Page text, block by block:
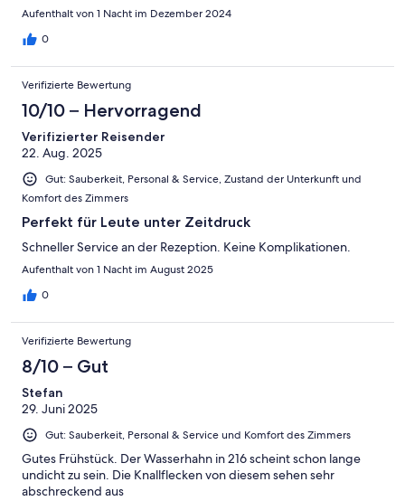
Aufenthalt von 1 Nacht im Dezember 2024
0
Verifizierte Bewertung
10/10 – Hervorragend
Verifizierter Reisender
22. Aug. 2025
Gut: Sauberkeit, Personal & Service, Zustand der Unterkunft und
Komfort des Zimmers
Perfekt für Leute unter Zeitdruck
Schneller Service an der Rezeption. Keine Komplikationen.
Aufenthalt von 1 Nacht im August 2025
0
Verifizierte Bewertung
8/10 – Gut
Stefan
29. Juni 2025
Gut: Sauberkeit, Personal & Service und Komfort des Zimmers
Gutes Frühstück. Der Wasserhahn in 216 scheint schon lange
undicht zu sein. Die Knallflecken von diesem sehen sehr
abschreckend aus